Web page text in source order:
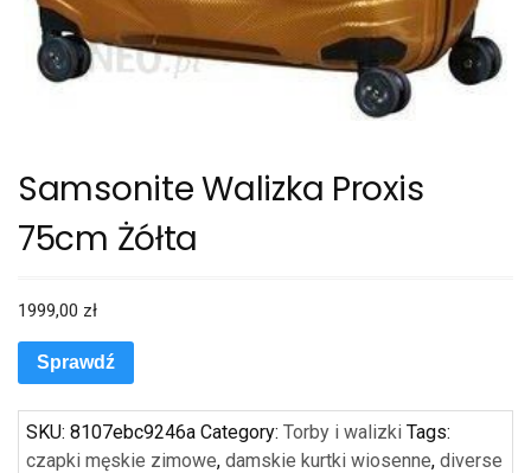
Samsonite Walizka Proxis
75cm Żółta
1999,00 zł
Sprawdź
SKU: 8107ebc9246a Category: Torby i walizki Tags:
czapki męskie zimowe, damskie kurtki wiosenne, diverse